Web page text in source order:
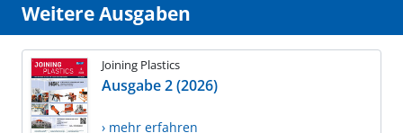
Weitere Ausgaben
Joining Plastics
Ausgabe 2 (2026)
› mehr erfahren